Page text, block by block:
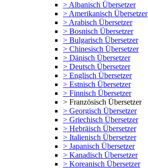
> Albanisch Übersetzer
> Amerikanisch Übersetzer
> Arabisch Übersetzer
> Bosnisch Übersetzer
> Bulgarisch Übersetzer
> Chinesisch Übersetzer
> Dänisch Übersetzer
> Deutsch Übersetzer
> Englisch Übersetzer
> Estnisch Übersetzer
> Finnisch Übersetzer
> Französisch Übersetzer
> Georgisch Übersetzer
> Griechisch Übersetzer
> Hebräisch Übersetzer
> Italienisch Übersetzer
> Japanisch Übersetzer
> Kanadisch Übersetzer
> Koreanisch Übersetzer